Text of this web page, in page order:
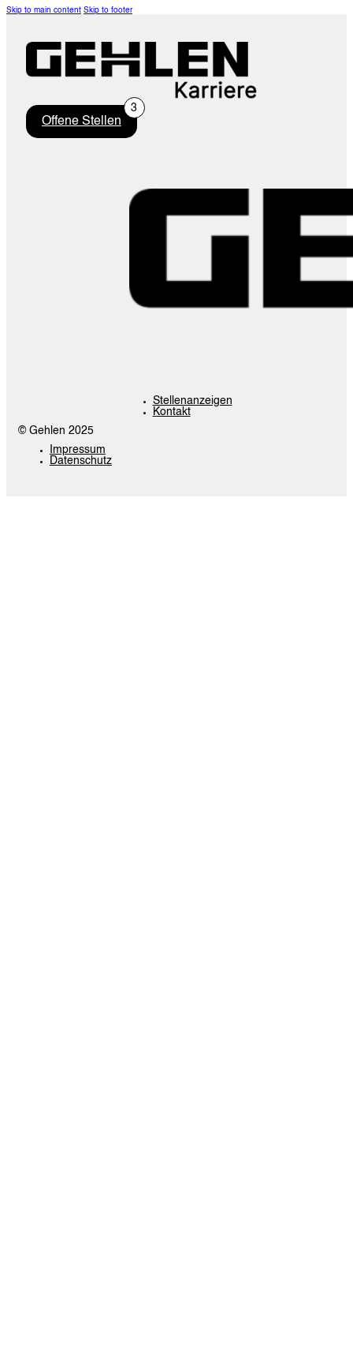
Skip to main content Skip to footer
Offene Stellen
Stellenanzeigen
Kontakt
© Gehlen 2025
Impressum
Datenschutz